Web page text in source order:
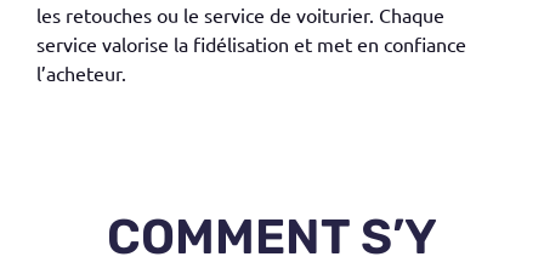
les retouches ou le service de voiturier. Chaque
service valorise la fidélisation et met en confiance
l’acheteur.
COMMENT S’Y